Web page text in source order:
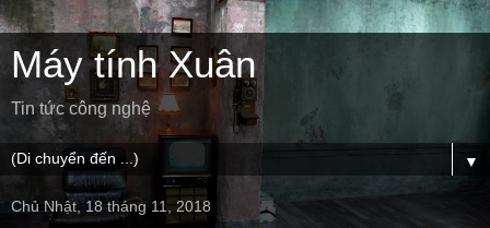
Máy tính Xuân
Tin tức công nghệ
▼
Chủ Nhật, 18 tháng 11, 2018